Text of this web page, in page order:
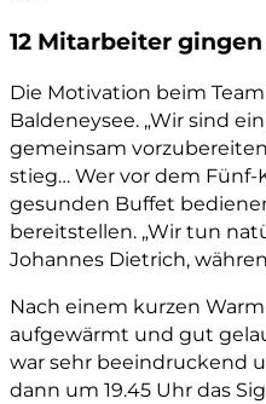
12 Mitarbeiter
Die Motivation beim
Baldeneysee. „Wir sind
gemeinsam
stieg… Wer vor dem
gesunden Buffet
bereitstellen. „Wir tun
Johannes Dietrich,
Nach einem kurzen
aufgewärmt und gut
war sehr beeindruckend
dann um 19.45 Uhr das